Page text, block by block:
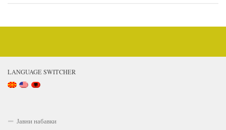
LANGUAGE SWITCHER
Јавни набавки